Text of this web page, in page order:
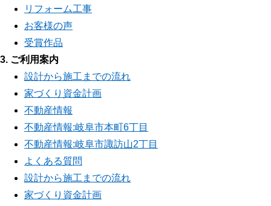
リフォーム工事
お客様の声
受賞作品
3. ご利用案内
設計から施工までの流れ
家づくり資金計画
不動産情報
不動産情報:岐阜市本町6丁目
不動産情報:岐阜市諏訪山2丁目
よくある質問
設計から施工までの流れ
家づくり資金計画